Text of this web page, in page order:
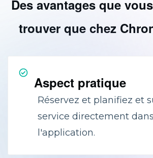
Des avantages que
trouver que chez
Aspect pratique
Réservez et planifiez et
service directement dans
l'application.